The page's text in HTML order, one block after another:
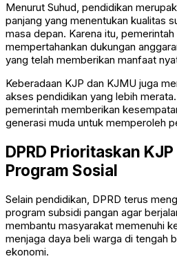
Menurut Suhud, pendidikan
panjang yang menentukan kualitas
masa depan. Karena itu,
mempertahankan dukungan
yang telah memberikan manfaat
Keberadaan KJP dan KJMU juga
akses pendidikan yang lebih
pemerintah memberikan
generasi muda untuk memperoleh
DPRD Prioritaskan
Program Sosial
Selain pendidikan, DPRD terus
program subsidi pangan agar
membantu masyarakat memenuhi
menjaga daya beli warga di tengah
ekonomi.